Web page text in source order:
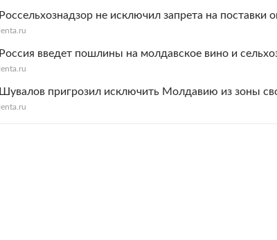
Россельхознадзор не исключил запрета на поставки
lenta.ru
Россия введет пошлины на молдавское вино и
lenta.ru
Шувалов пригрозил исключить Молдавию из зоны
lenta.ru